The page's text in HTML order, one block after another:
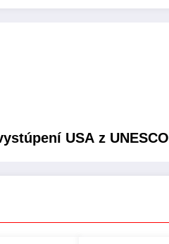
USA z UNESCO